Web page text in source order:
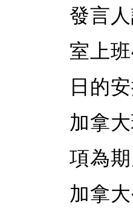
發言
室上
日的
加拿
項為
加拿